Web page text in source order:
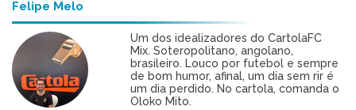
Felipe Melo
Um dos idealizadores do CartolaFC
Mix. Soteropolitano, angolano,
brasileiro. Louco por futebol e sempre
de bom humor, afinal, um dia sem rir é
um dia perdido. No cartola, comanda o
Oloko Mito.